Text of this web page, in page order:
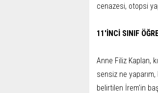
cenazesi, otopsi
11'İNCİ SINIF
Anne Filiz Kaplan,
sensiz ne
belirtilen İrem'in